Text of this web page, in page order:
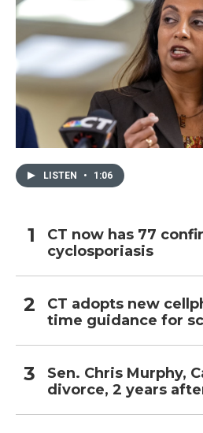
LISTEN • 1:06
CT now has 77
cyclosporiasis
CT adopts new
time guidance for
Sen. Chris Murphy,
divorce, 2 years